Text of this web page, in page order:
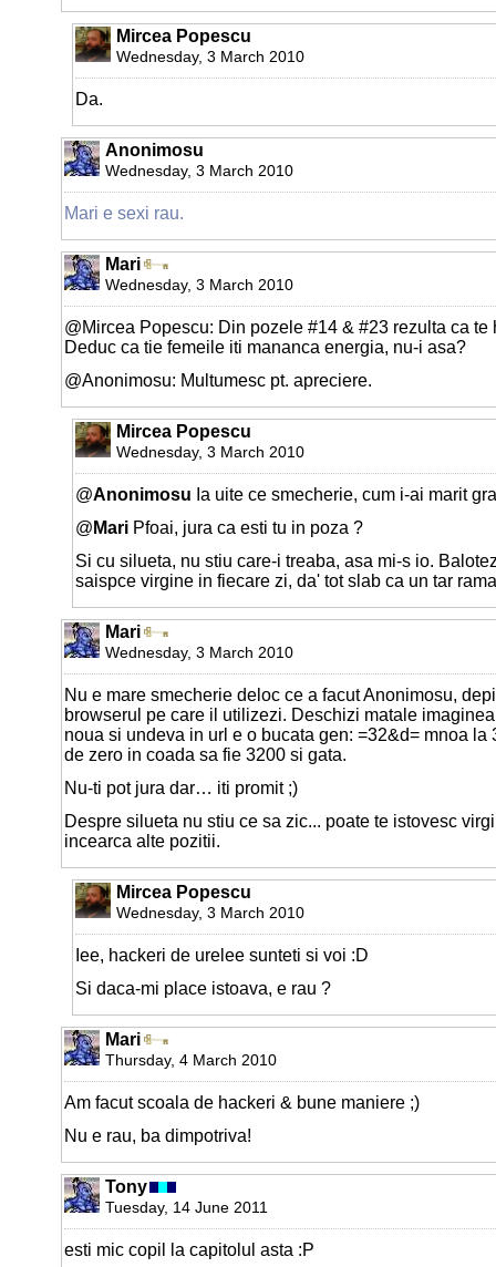
Mircea Popescu
Wednesday, 3 March 2010
Da.
Anonimosu
Wednesday, 3 March 2010
Mari e sexi rau.
Mari
Wednesday, 3 March 2010
@Mircea Popescu: Din pozele #14 & #23 rezulta ca te
Deduc ca tie femeile iti mananca energia, nu-i asa?
@Anonimosu: Multumesc pt. apreciere.
Mircea Popescu
Wednesday, 3 March 2010
@Anonimosu Ia uite ce smecherie, cum i-ai marit
@ Mari Pfoai, jura ca esti tu in poza ?
Si cu silueta, nu stiu care-i treaba, asa mi-s io.
saispce virgine in fiecare zi, da' tot slab ca un tar
Mari
Wednesday, 3 March 2010
Nu e mare smecherie deloc ce a facut Anonimosu,
browserul pe care il utilizezi. Deschizi matale
noua si undeva in url e o bucata gen: =32&d= mnoa la
de zero in coada sa fie 3200 si gata.
Nu-ti pot jura dar… iti promit ;)
Despre silueta nu stiu ce sa zic... poate te istovesc
incearca alte pozitii.
Mircea Popescu
Wednesday, 3 March 2010
Iee, hackeri de urelee sunteti si voi :D
Si daca-mi place istoava, e rau ?
Mari
Thursday, 4 March 2010
Am facut scoala de hackeri & bune maniere ;)
Nu e rau, ba dimpotriva!
Tony
Tuesday, 14 June 2011
esti mic copil la capitolul asta :P